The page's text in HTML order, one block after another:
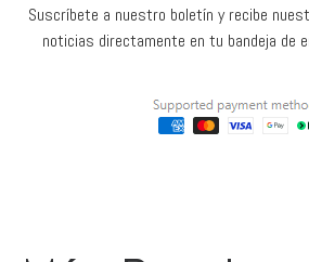
Suscríbete a nuestro boletín y recibe
noticias directamente en tu bandeja de